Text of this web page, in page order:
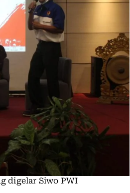
digelar Siwo PWI